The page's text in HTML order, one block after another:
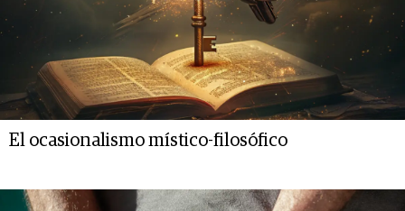
El ocasionalismo místico-filosófico